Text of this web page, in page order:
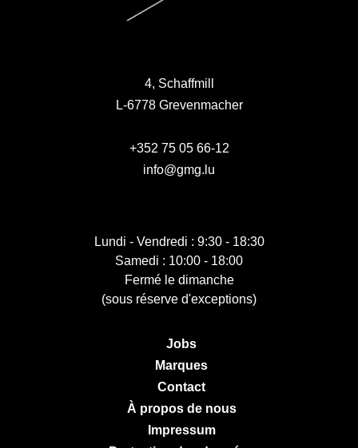
4, Schaffmill
L-6778 Grevenmacher
+352 75 05 66-12
info@gmg.lu
Lundi - Vendredi : 9:30 - 18:30
Samedi : 10:00 - 18:00
Fermé le dimanche
(sous réserve d'exceptions)
Jobs
Marques
Contact
À propos de nous
Impressum